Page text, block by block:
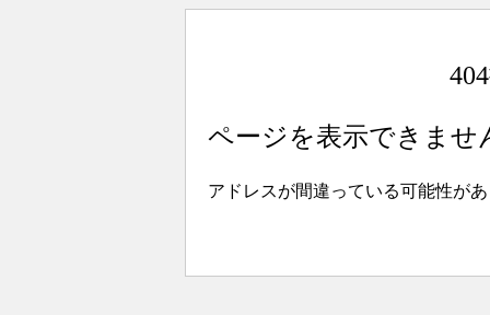
ページを表示できませ
アドレスが間違っている可能性が